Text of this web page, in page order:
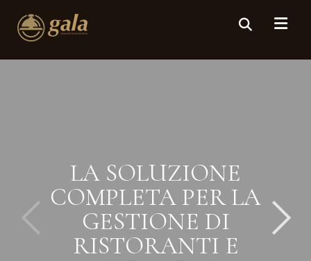
LA SOLUZIONE
COMPLETA PER LA
GESTIONE DI
RISTORANTI E